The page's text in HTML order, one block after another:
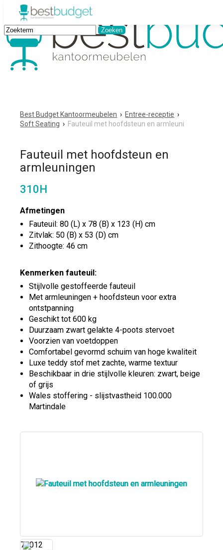
Best Budget Kantoormeubelen › Entree-receptie ›
Soft Seating › Fauteuil met hoofdsteun en armleuni
Fauteuil met hoofdsteun en
armleuningen
310H
Afmetingen
Fauteuil: 80 (L) x 78 (B) x 123 (H) cm
Zitvlak: 50 (B) x 53 (D) cm
Zithoogte: 46 cm
Kenmerken fauteuil:
Stijlvolle gestoffeerde fauteuil
Met armleuningen + hoofdsteun voor extra
ontstpanning
Geschikt tot 600 kg
Duurzaam zwart gelakte 4-poots stervoet
Voorzien van voetdoppen
Comfortabel gevormd schuim van hoge kwaliteit
Luxe teddy stof met zachte, warme textuur
Beschikbaar in drie stijlvolle kleuren: zwart, beige
of grijs
Wales stoffering - slijstvastheid 100.000
Martindale
75012